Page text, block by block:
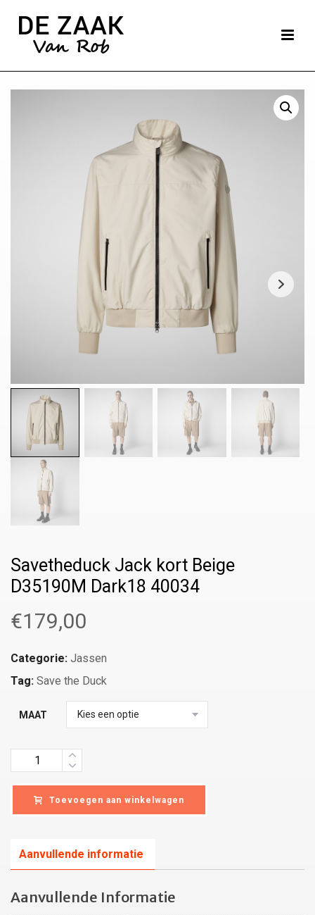
Savetheduck Jack kort Beige
D35190M Dark18 40034
€179,00
Categorie: Jassen
Tag: Save the Duck
MAAT
Quantity
Toevoegen aan winkelwagen
Aanvullende informatie
Aanvullende Informatie